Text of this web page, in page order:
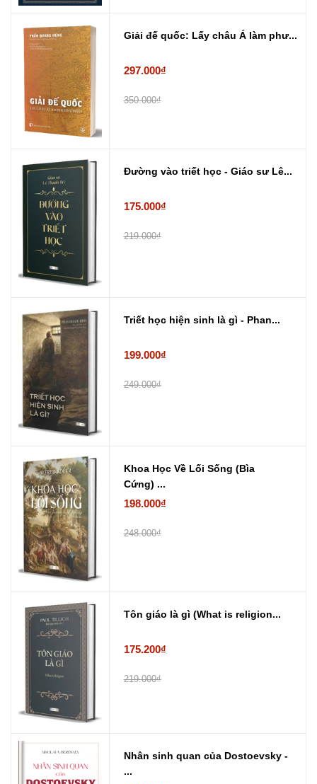
Giải đế quốc: Lấy châu Á làm phư...
297.000₫
350.000₫
Đường vào triết học - Giáo sư Lê...
175.000₫
219.000₫
Triết học hiện sinh là gì - Phan...
199.000₫
249.000₫
Khoa Học Về Lối Sống (Bìa
Cứng) ...
198.000₫
248.000₫
Tôn giáo là gì (What is religion...
175.200₫
219.000₫
Nhân sinh quan của Dostoevsky -
...